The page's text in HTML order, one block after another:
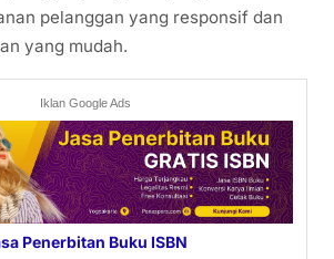
pelanggan yang responsif dan
yang mudah.
Iklan Google Ads
Penerbitan Buku ISBN